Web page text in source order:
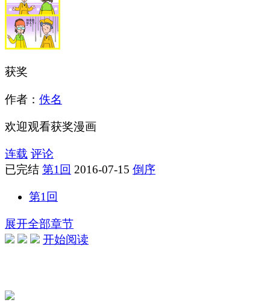
获奖
作者： 佚名
欢迎观看获奖漫画
连载 评论
已完结 第1回 2016-07-15 倒序
第1回
展开全部章节
开始阅读